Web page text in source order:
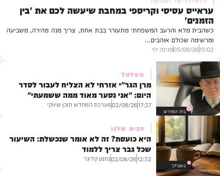
בית המדרש
מטלטל
מרן הגר"י אזרחי לא הצליח לעבור לסדר
היום: "אני נסער מאוד ממה ששמעתי"
17:37
02/08/26מערכת המחדש תוכן שיווקי
בשבילך
הבית שלנו
היא כועסת? זה לא אומר שנכשלת: השיעור
שכל גבר צריך ללמוד
12:32
02/08/26נחמן קליגר
עראייס עסיסי וקריספי במחבת שיעשה לכם את 'בין
הזמנים'
כשהבית מלא והרעב המשפחתי מתעורר בבת אחת, צריך מנה מהירה, משביעה
ומרשימה שכולם אוהבים...
15:02
05/08/26פנינה לוי